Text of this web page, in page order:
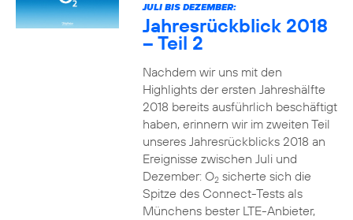
JULI BIS DEZEMBER:
Jahresrückblick 2018
– Teil 2
Nachdem wir uns mit den
Highlights der ersten Jahreshälfte
2018 bereits ausführlich beschäftigt
haben, erinnern wir im zweiten Teil
unseres Jahresrückblicks 2018 an
Ereignisse zwischen Juli und
Dezember: O2sicherte sich die
Spitze des Connect-Tests als
Münchens bester LTE-Anbieter,